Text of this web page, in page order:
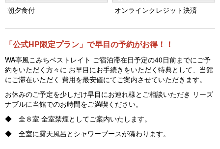
vi
o
u
s
朝夕食付
オンラインクレジット決済
「公式HP限定プラン」で早目の予約がお得！！
WA亭風こみちベストレイト ご宿泊滞在日予定の40日前までにご予
約をいただく方々に お早目にお手続きをいただく特典として、当館
にご滞在いただく 費用を最安値にてご案内させていただきます。
お休みのご予定を少しだけ早目にお連れ様とご相談いただき リーズ
ナブルに当館でのお時間をご満喫ください。
◆ 全８室 全室禁煙としてご案内いたします。
◆ 全室に露天風呂とシャワーブースが備わります。